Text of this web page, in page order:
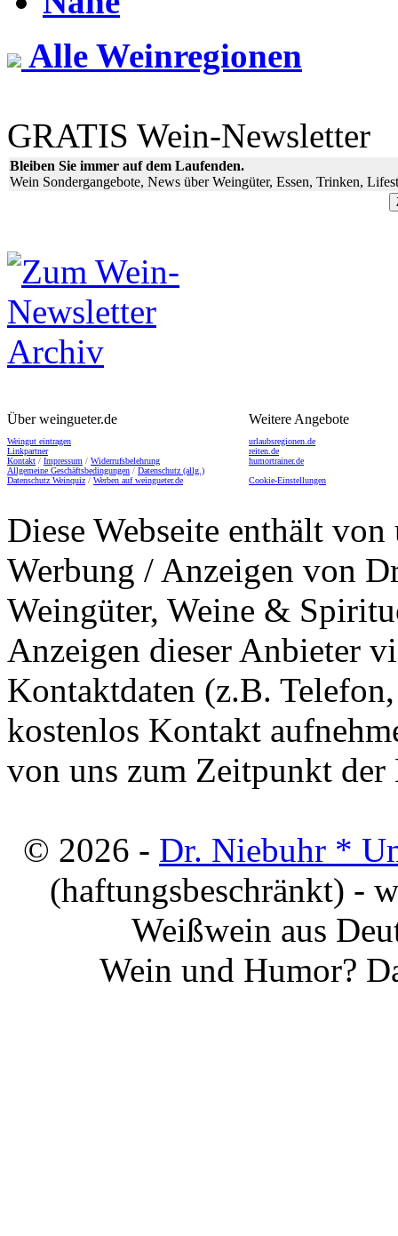
Alle Weinregionen
GRATIS Wein-Newsletter
Bleiben Sie immer auf dem Laufenden.
Wein Sondergangebote, News über Weingüter, Essen, Trinken,
Über weingueter.de
Weingut eintragen
Linkpartner
Kontakt / Impressum / Widerrufsbelehrung
Allgemeine Geschäftsbedingungen / Datenschutz (allg.)
Datenschutz Weinquiz / Werben auf weingueter.de
Weitere Angebote
urlaubsregionen.de
reiten.de
humortrainer.de
Cookie-Einstellungen
Diese Webseite enthält
Werbung / Anzeigen von
Weingüter, Weine &
Anzeigen dieser Anbieter
Kontaktdaten (z.B.
kostenlos Kontakt
von uns zum Zeitpunkt
© 2026 - Dr. Niebuhr *
(haftungsbeschränkt) -
Weißwein aus
Wein und Humor?